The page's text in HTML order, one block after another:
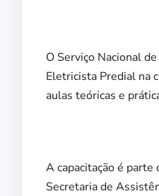
O Serviço Nacional
Eletricista Predial na
aulas teóricas e
A capacitação é
Secretaria de